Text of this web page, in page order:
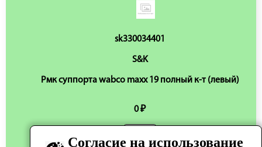
sk330034401
S&K
Рмк суппорта wabco maxx 19 полный к-т (левый)
0 ₽
Нет в наличии
Согласие на использование